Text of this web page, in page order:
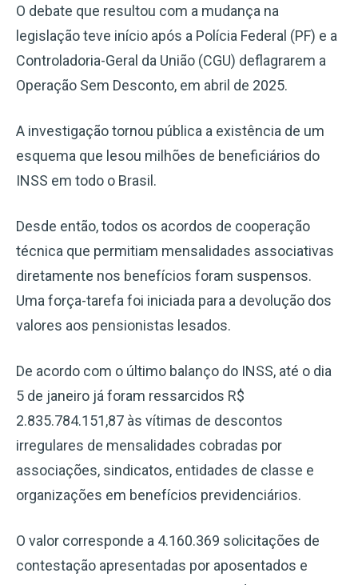
O debate que resultou com a mudança na
legislação teve início após a Polícia Federal (PF) e a
Controladoria-Geral da União (CGU) deflagrarem a
Operação Sem Desconto, em abril de 2025.
A investigação tornou pública a existência de um
esquema que lesou milhões de beneficiários do
INSS em todo o Brasil.
Desde então, todos os acordos de cooperação
técnica que permitiam mensalidades associativas
diretamente nos benefícios foram suspensos.
Uma força-tarefa foi iniciada para a devolução dos
valores aos pensionistas lesados.
De acordo com o último balanço do INSS, até o dia
5 de janeiro já foram ressarcidos R$
2.835.784.151,87 às vítimas de descontos
irregulares de mensalidades cobradas por
associações, sindicatos, entidades de classe e
organizações em benefícios previdenciários.
O valor corresponde a 4.160.369 solicitações de
contestação apresentadas por aposentados e